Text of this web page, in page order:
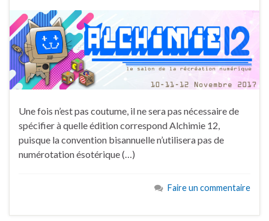
Une fois n’est pas coutume, il ne sera pas nécessaire de
spécifier à quelle édition correspond Alchimie 12,
puisque la convention bisannuelle n’utilisera pas de
numérotation ésotérique (…)
Faire un commentaire